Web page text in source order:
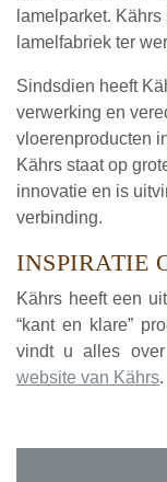
lamelparket.
lamelfabriek ter
Sindsdien heeft
verwerking en
vloerenproducten
Kährs staat op
innovatie en is
verbinding.
INSPIRATIE
Kährs heeft een
“kant en klare”
vindt u alles
website van Kährs.